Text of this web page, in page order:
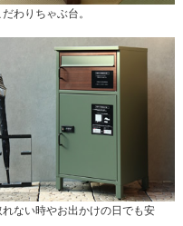
わりちゃぶ台。
ない時やお出かけの日でも安